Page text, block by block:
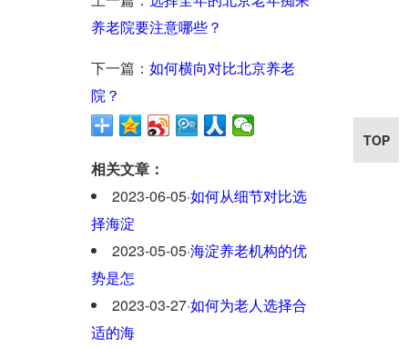
养老院要注意哪些？
下一篇： 如何横向对比北京养老
院？
相关文章：
2023-06-05·如何从细节对比选
择海淀
2023-05-05·海淀养老机构的优
势是怎
2023-03-27·如何为老人选择合
适的海
TOP